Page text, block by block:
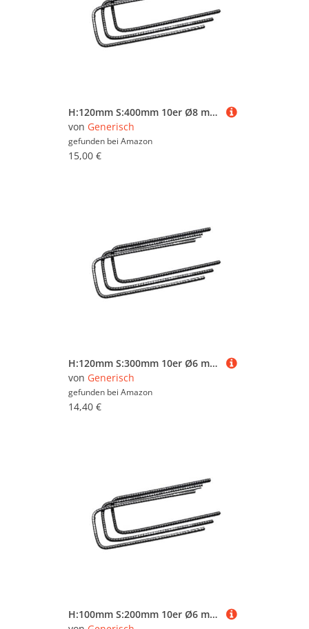
H:120mm S:400mm 10er Ø8 mm U-Bügel Baustahl Steckbügel Betonstahl Bügel Bewehrungsstahl für Ihre Bauvorhaben
von Generisch
gefunden bei Amazon
15,00 €
H:120mm S:300mm 10er Ø6 mm U-Bügel Baustahl Steckbügel Betonstahl Bügel Bewehrungsstahl für Ihre Bauvorhaben und Drillaparat
von Generisch
gefunden bei Amazon
14,40 €
H:100mm S:200mm 10er Ø6 mm U-Bügel Baustahl Steckbügel Betonstahl Bügel Bewehrungsstahl für Ihre Bauvorhaben und Drillaparat